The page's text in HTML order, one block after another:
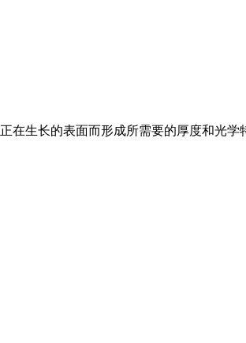
生长的表面而形成所需要的厚度和光学